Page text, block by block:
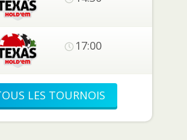
17:00
LES TOURNOIS